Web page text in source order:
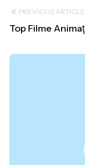
PREVIOUS ARTICLE
Top Filme